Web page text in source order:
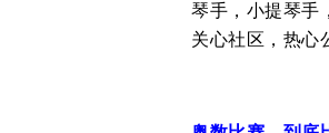
琴手，小提琴手
关心社区，热心